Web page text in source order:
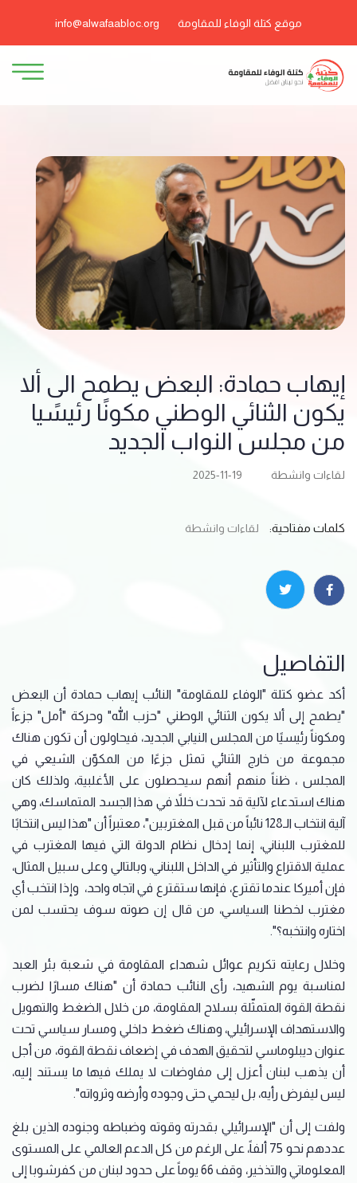
موقع كتلة الوفاء للمقاومة info@alwafaabloc.org
إيهاب حمادة: البعض يطمح الى ألا
يكون الثنائي الوطني مكونًا رئيسًيا
من مجلس النواب الجديد
لقاءات وانشطة 2025-11-19
كلمات مفتاحية: لقاءات وانشطة
التفاصيل
أكد عضو كتلة "الوفاء للمقاومة" النائب إيهاب حمادة أن البعض
"يطمح إلى ألا يكون الثنائي الوطني "حزب الله" وحركة "أمل" جزءاً
ومكوناً رئيسيًا من المجلس النيابي الجديد، فيحاولون أن تكون هناك
مجموعة من خارج الثنائي تمثل جزءًا من المكوّن الشيعي في
المجلس ، ظناً منهم أنهم سيحصلون على الأغلبية، ولذلك كان
هناك استدعاء لآلية قد تحدث خللاً في هذا الجسد المتماسك، وهي
آلية انتخاب الـ128 نائباً من قبل المغتربين"، معتبراً أن "هذا ليس انتخابًا
للمغترب اللبناني، إنما إدخال نظام الدولة التي فيها المغترب في
عملية الاقتراع والتأثير في الداخل اللبناني، وبالتالي وعلى سبيل المثال،
فإن أميركا عندما تقترع، فإنها ستقترع في اتجاه واحد، وإذا انتخب أي
مغترب لخطنا السياسي، من قال إن صوته سوف يحتسب لمن
اختاره وانتخبه؟".
وخلال رعايته تكريم عوائل شهداء المقاومة في شعبة بئر العبد
لمناسبة يوم الشهيد، رأى النائب حمادة أن "هناك مسارًا لضرب
نقطة القوة المتمثّلة بسلاح المقاومة، من خلال الضغط والتهويل
والاستهداف الإسرائيلي، وهناك ضغط داخلي ومسار سياسي تحت
عنوان ديبلوماسي لتحقيق الهدف في إضعاف نقطة القوة، من أجل
أن يذهب لبنان أعزل إلى مفاوضات لا يملك فيها ما يستند إليه،
ليس ليفرض رأيه، بل ليحمي حتى وجوده وأرضه وثرواته".
ولفت إلى أن "الإسرائيلي بقدرته وقوته وضباطه وجنوده الذين بلغ
عددهم نحو 75 ألفاً، على الرغم من كل الدعم العالمي على المستوى
المعلوماتي والتذخير، وقف 66 يوماً على حدود لبنان من كفرشوبا إلى